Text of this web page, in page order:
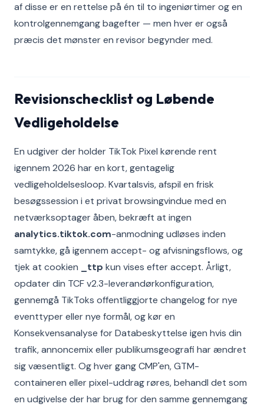
af disse er en rettelse på én til to ingeniørtimer og en
kontrolgennemgang bagefter — men hver er også
præcis det mønster en revisor begynder med.
Revisionschecklist og Løbende
Vedligeholdelse
En udgiver der holder TikTok Pixel kørende rent
igennem 2026 har en kort, gentagelig
vedligeholdelsesloop. Kvartalsvis, afspil en frisk
besøgssession i et privat browsingvindue med en
netværksoptager åben, bekræft at ingen
analytics.tiktok.com-anmodning udløses inden
samtykke, gå igennem accept- og afvisningsflows, og
tjek at cookien
_ttp kun vises efter accept. Årligt,
opdater din TCF v2.3-leverandørkonfiguration,
gennemgå TikToks offentliggjorte changelog for nye
eventtyper eller nye formål, og kør en
Konsekvensanalyse for Databeskyttelse igen hvis din
trafik, annoncemix eller publikumsgeografi har ændret
sig væsentligt. Og hver gang CMP'en, GTM-
containeren eller pixel-uddrag røres, behandl det som
en udgivelse der har brug for den samme gennemgang